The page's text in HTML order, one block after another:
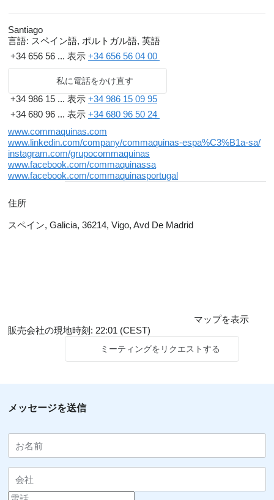
Santiago
言語: スペイン語, ポルトガル語, 英語
+34 656 56 ... 表示 +34 656 56 04 00
私に電話をかけ直す
+34 986 15 ... 表示 +34 986 15 09 95
+34 680 96 ... 表示 +34 680 96 50 24
www.commaquinas.com
www.linkedin.com/company/commaquinas-espa%C3%B1a-sa/
instagram.com/grupocommaquinas
www.facebook.com/commaquinassa
www.facebook.com/commaquinasportugal
住所
スペイン, Galicia, 36214, Vigo, Avd De Madrid
マップを表示
販売会社の現地時刻: 22:01 (CEST)
ミーティングをリクエストする
メッセージを送信